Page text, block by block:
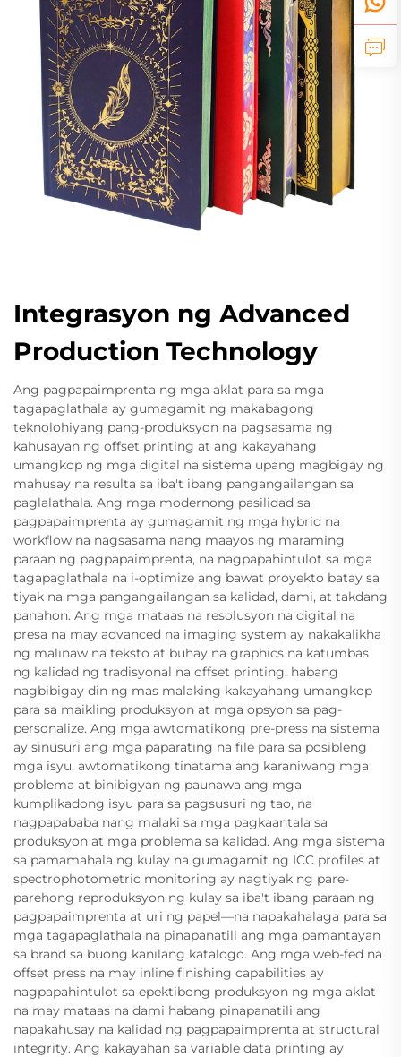
Integrasyon ng Advanced
Production Technology
Ang pagpapaimprenta ng mga aklat para sa mga
tagapaglathala ay gumagamit ng makabagong
teknolohiyang pang-produksyon na pagsasama ng
kahusayan ng offset printing at ang kakayahang
umangkop ng mga digital na sistema upang magbigay ng
mahusay na resulta sa iba't ibang pangangailangan sa
paglalathala. Ang mga modernong pasilidad sa
pagpapaimprenta ay gumagamit ng mga hybrid na
workflow na nagsasama nang maayos ng maraming
paraan ng pagpapaimprenta, na nagpapahintulot sa mga
tagapaglathala na i-optimize ang bawat proyekto batay sa
tiyak na mga pangangailangan sa kalidad, dami, at takdang
panahon. Ang mga mataas na resolusyon na digital na
presa na may advanced na imaging system ay nakakalikha
ng malinaw na teksto at buhay na graphics na katumbas
ng kalidad ng tradisyonal na offset printing, habang
nagbibigay din ng mas malaking kakayahang umangkop
para sa maikling produksyon at mga opsyon sa pag-
personalize. Ang mga awtomatikong pre-press na sistema
ay sinusuri ang mga paparating na file para sa posibleng
mga isyu, awtomatikong tinatama ang karaniwang mga
problema at binibigyan ng paunawa ang mga
kumplikadong isyu para sa pagsusuri ng tao, na
nagpapababa nang malaki sa mga pagkaantala sa
produksyon at mga problema sa kalidad. Ang mga sistema
sa pamamahala ng kulay na gumagamit ng ICC profiles at
spectrophotometric monitoring ay nagtiyak ng pare-
parehong reproduksyon ng kulay sa iba't ibang paraan ng
pagpapaimprenta at uri ng papel—na napakahalaga para sa
mga tagapaglathala na pinapanatili ang mga pamantayan
sa brand sa buong kanilang katalogo. Ang mga web-fed na
offset press na may inline finishing capabilities ay
nagpapahintulot sa epektibong produksyon ng mga aklat
na may mataas na dami habang pinapanatili ang
napakahusay na kalidad ng pagpapaimprenta at structural
integrity. Ang kakayahan sa variable data printing ay